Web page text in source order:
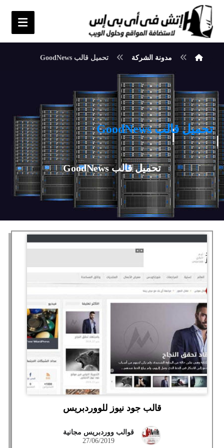
مدونة الشركة تحميل قالب GoodNews
تحميل قالب GoodNews
تحميل قالب GoodNews
قالب جود نيوز للووردبريس
قوالب ووردبريس مجانية
27/06/2019